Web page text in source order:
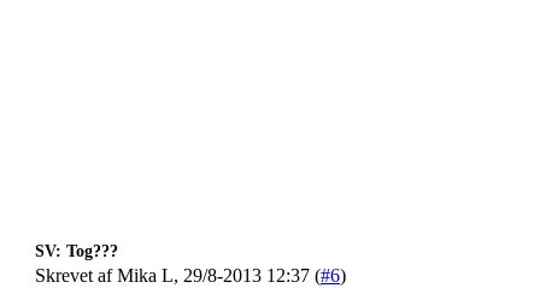
SV: Tog???
Skrevet af Mika L, 29/8-2013 12:37 (#6)